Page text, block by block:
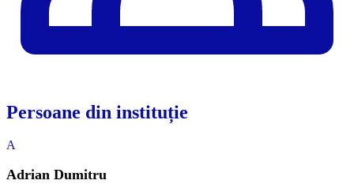
Persoane din instituție
A
Adrian Dumitru